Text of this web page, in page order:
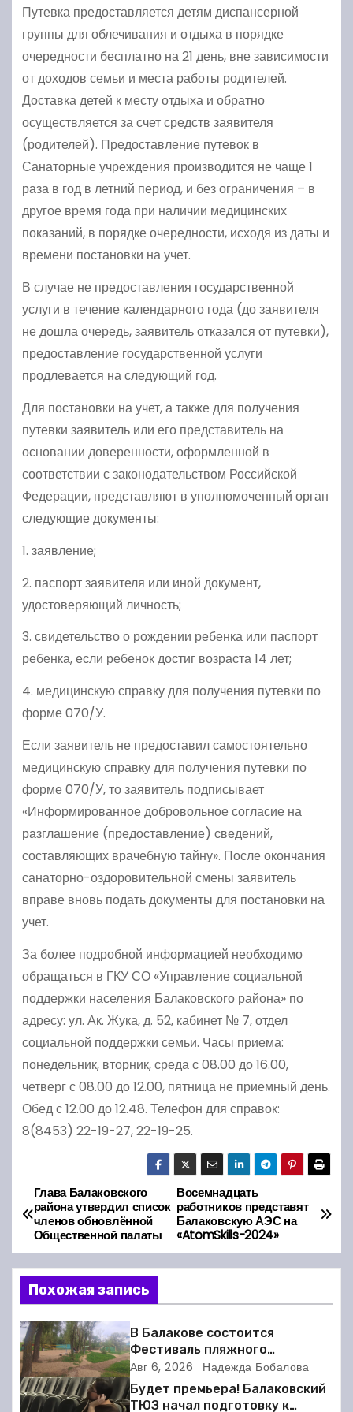
Путевка предоставляется детям диспансерной
группы для облечивания и отдыха в порядке
очередности бесплатно на 21 день, вне зависимости
от доходов семьи и места работы родителей.
Доставка детей к месту отдыха и обратно
осуществляется за счет средств заявителя
(родителей). Предоставление путевок в
Санаторные учреждения производится не чаще 1
раза в год в летний период, и без ограничения – в
другое время года при наличии медицинских
показаний, в порядке очередности, исходя из даты и
времени постановки на учет.
В случае не предоставления государственной
услуги в течение календарного года (до заявителя
не дошла очередь, заявитель отказался от путевки),
предоставление государственной услуги
продлевается на следующий год.
Для постановки на учет, а также для получения
путевки заявитель или его представитель на
основании доверенности, оформленной в
соответствии с законодательством Российской
Федерации, представляют в уполномоченный орган
следующие документы:
1. заявление;
2. паспорт заявителя или иной документ,
удостоверяющий личность;
3. свидетельство о рождении ребенка или паспорт
ребенка, если ребенок достиг возраста 14 лет;
4. медицинскую справку для получения путевки по
форме 070/У.
Если заявитель не предоставил самостоятельно
медицинскую справку для получения путевки по
форме 070/У, то заявитель подписывает
«Информированное добровольное согласие на
разглашение (предоставление) сведений,
составляющих врачебную тайну». После окончания
санаторно-оздоровительной смены заявитель
вправе вновь подать документы для постановки на
учет.
За более подробной информацией необходимо
обращаться в ГКУ СО «Управление социальной
поддержки населения Балаковского района» по
адресу: ул. Ак. Жука, д. 52, кабинет № 7, отдел
социальной поддержки семьи. Часы приема:
понедельник, вторник, среда с 08.00 до 16.00,
четверг с 08.00 до 12.00, пятница не приемный день.
Обед с 12.00 до 12.48. Телефон для справок:
8(8453) 22-19-27, 22-19-25.
Н
а
в
и
г
а
ц
Восемнадцать
работников представят
Балаковскую АЭС на
«AtomSkills-2024»
Глава Балаковского
района утвердил список
членов обновлённой
Общественной палаты
Похожая запись
В Балакове состоится
Фестиваль пляжного
волейбола
Авг 6, 2026 Надежда Бобалова
Будет премьера! Балаковский
ТЮЗ начал подготовку к